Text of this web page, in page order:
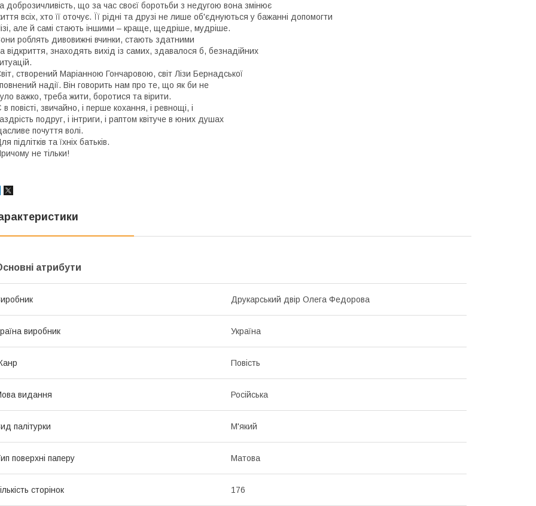
доброзичливість, що за час своєї боротьби з недугою вона змінює
всіх, хто її оточує. Її рідні та друзі не лише об'єднуються у бажанні допомогти
але й самі стають іншими – краще, щедріше, мудріше.
роблять дивовижні вчинки, стають здатними
відкриття, знаходять вихід із самих, здавалося б, безнадійних
створений Маріанною Гончаровою, світ Лізи Бернадської
надії. Він говорить нам про те, що як би не
важко, треба жити, боротися та вірити.
в повісті, звичайно, і перше кохання, і ревнощі, і
подруг, і інтриги, і раптом квітуче в юних душах
почуття волі.
підлітків та їхніх батьків.
не тільки!
атрибути
Друкарський двір Олега Федорова
виробник Україна
Повість
видання Російська
палітурки М'який
поверхні паперу Матова
сторінок 176